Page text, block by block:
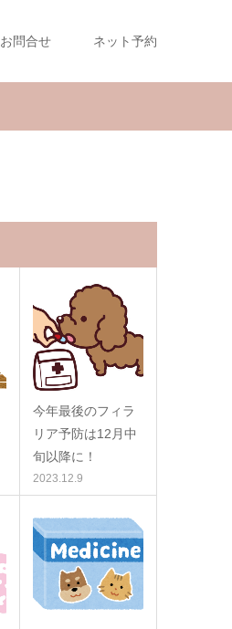
お問合せ ネット予約
今年最後のフィラ
リア予防は12月中
旬以降に！
2023.12.9